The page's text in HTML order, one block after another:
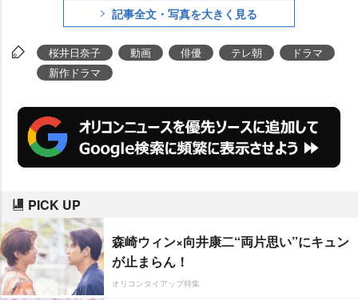
記事全文・写真を大きく見る
桜井日奈子 動画 俳優 テレ朝
ドラマ
新作ドラマ
PICK UP
森崎ウィン×向井康二“両片思い”にキュン
が止まらん！
オリコンタイアップ特集